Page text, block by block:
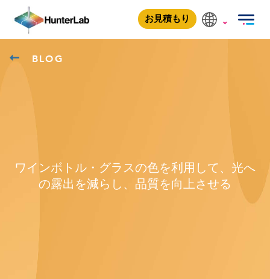
お見積もり
BLOG
ワインボトル・グラスの色を利用して、光へ
の露出を減らし、品質を向上させる